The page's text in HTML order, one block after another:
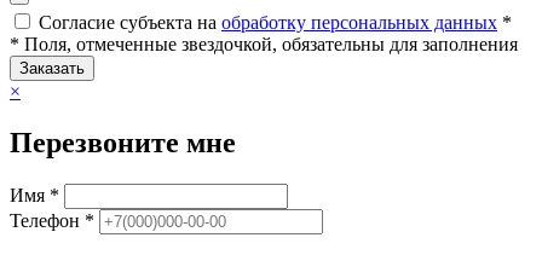
Согласие субъекта на обработку персональных данных *
* Поля, отмеченные звездочкой, обязательны для заполнения
Заказать
×
Перезвоните мне
Имя *
Телефон *